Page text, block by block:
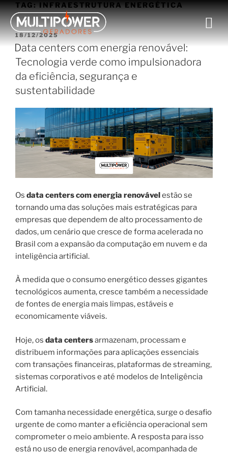
TAG:INFRAESTRUTURA ENERGÉTICA
18/12/2025
Data centers com energia renovável:
Tecnologia verde como impulsionadora
da eficiência, segurança e
sustentabilidade
Os data centers com energia renovávelestão se
tornando uma das soluções mais estratégicas para
empresas que dependem de alto processamento de
dados, um cenário que cresce de forma acelerada no
Brasil com a expansão da computação em nuvem e da
inteligência artificial.
À medida que o consumo energético desses gigantes
tecnológicos aumenta, cresce também a necessidade
de fontes de energia mais limpas, estáveis e
economicamente viáveis.
Hoje, os data centersarmazenam, processam e
distribuem informações para aplicações essenciais
com transações financeiras, plataformas de streaming,
sistemas corporativos e até modelos de Inteligência
Artificial.
Com tamanha necessidade energética, surge o desafio
urgente de como manter a eficiência operacional sem
comprometer o meio ambiente. A resposta para isso
está no uso de energia renovável, acompanhada de